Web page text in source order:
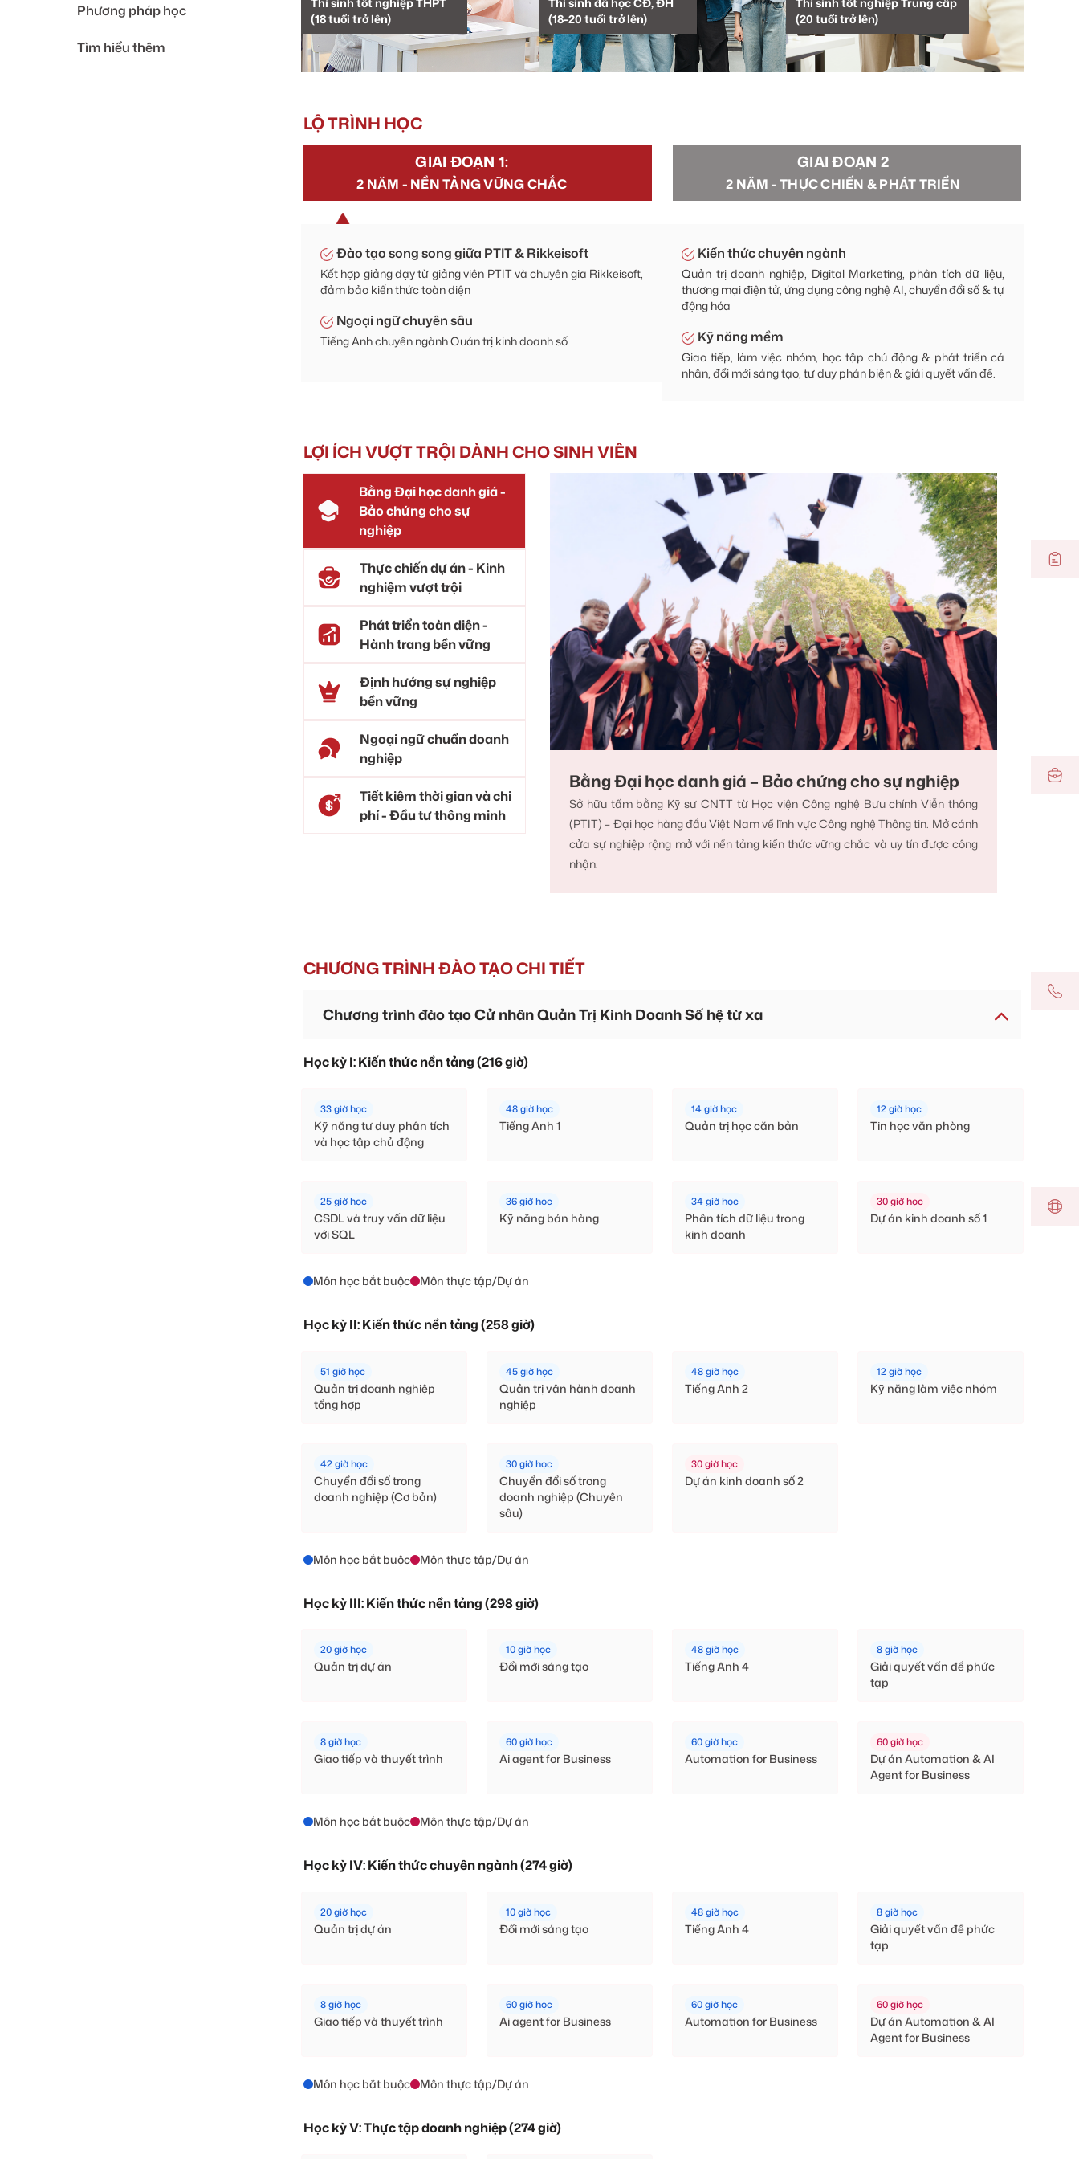
Phương pháp học
Tìm hiểu thêm
(18 tuổi trở lên)
(18-20 tuổi trở lên)
(20 tuổi trở lên)
LỘ TRÌNH HỌC
GIAI ĐOẠN 1: GIAI ĐOẠN 2
Đào tạo song song giữa PTIT & Rikkeisoft
Kết hợp giảng dạy từ giảng viên PTIT và chuyên gia Rikkeisoft,
đảm bảo kiến thức toàn diện
Ngoại ngữ chuyên sâu
Tiếng Anh chuyên ngành Quản trị kinh doanh số
Kiến thức chuyên ngành
Quản trị doanh nghiệp, Digital Marketing, phân tích dữ liệu,
thương mại điện tử, ứng dụng công nghệ AI, chuyển đổi số & tự
động hóa
Kỹ năng mềm
Giao tiếp, làm việc nhóm, học tập chủ động & phát triển cá
nhân, đổi mới sáng tạo, tư duy phản biện & giải quyết vấn đề.
LỢI ÍCH VƯỢT TRỘI DÀNH CHO SINH VIÊN
Bằng Đại học danh giá -
Bảo chứng cho sự
nghiệp
Thực chiến dự án - Kinh
nghiệm vượt trội
Phát triển toàn diện -
Hành trang bền vững
Định hướng sự nghiệp
bền vững
Ngoại ngữ chuẩn doanh
nghiệp
Tiết kiêm thời gian và chi
phí - Đầu tư thông minh
Bằng Đại học danh giá – Bảo chứng cho sự nghiệp
Sở hữu tấm bằng Kỹ sư CNTT từ Học viện Công nghệ Bưu chính Viễn thông
(PTIT) – Đại học hàng đầu Việt Nam về lĩnh vực Công nghệ Thông tin. Mở cánh
cửa sự nghiệp rộng mở với nền tảng kiến thức vững chắc và uy tín được công
nhận.
CHƯƠNG TRÌNH ĐÀO TẠO CHI TIẾT
Chương trình đào tạo Cử nhân Quản Trị Kinh Doanh Số hệ từ xa
Học kỳ I: Kiến thức nền tảng (216 giờ)
33 giờ học
Kỹ năng tư duy phân tích
và học tập chủ động
48 giờ học
Tiếng Anh 1
14 giờ học
Quản trị học căn bản
12 giờ học
Tin học văn phòng
25 giờ học
CSDL và truy vấn dữ liệu
với SQL
36 giờ học
Kỹ năng bán hàng
34 giờ học
Phân tích dữ liệu trong
kinh doanh
30 giờ học
Dự án kinh doanh số 1
Môn học bắt buộc Môn thực tập/Dự án
Học kỳ II: Kiến thức nền tảng (258 giờ)
51 giờ học
Quản trị doanh nghiệp
tổng hợp
45 giờ học
Quản trị vận hành doanh
nghiệp
48 giờ học
Tiếng Anh 2
12 giờ học
Kỹ năng làm việc nhóm
42 giờ học
Chuyển đổi số trong
doanh nghiệp (Cơ bản)
30 giờ học
Chuyển đổi số trong
doanh nghiệp (Chuyên
sâu)
30 giờ học
Dự án kinh doanh số 2
Môn học bắt buộc Môn thực tập/Dự án
Học kỳ III: Kiến thức nền tảng (298 giờ)
20 giờ học
Quản trị dự án
10 giờ học
Đổi mới sáng tạo
48 giờ học
Tiếng Anh 4
8 giờ học
Giải quyết vấn đề phức
tạp
8 giờ học
Giao tiếp và thuyết trình
60 giờ học
Ai agent for Business
60 giờ học
Automation for Business
60 giờ học
Dự án Automation & AI
Agent for Business
Môn học bắt buộc Môn thực tập/Dự án
Học kỳ IV: Kiến thức chuyên ngành (274 giờ)
20 giờ học
Quản trị dự án
10 giờ học
Đổi mới sáng tạo
48 giờ học
Tiếng Anh 4
8 giờ học
Giải quyết vấn đề phức
tạp
8 giờ học
Giao tiếp và thuyết trình
60 giờ học
Ai agent for Business
60 giờ học
Automation for Business
60 giờ học
Dự án Automation & AI
Agent for Business
Môn học bắt buộc Môn thực tập/Dự án
Học kỳ V: Thực tập doanh nghiệp (274 giờ)